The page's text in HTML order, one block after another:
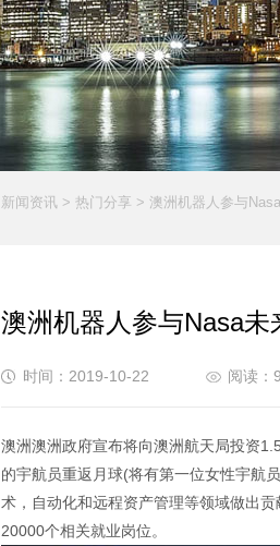
新闻资讯 > 热门分享 > 澳洲机器人参与
澳洲机器人参与Nasa未
时间：2019-10-22 阅读：
澳洲澳洲政府宣布将向澳洲航天局投资
的宇航员重返月球(将有第一位女性宇航
术，自动化和远程资产管理等领域做出
20000个相关就业岗位。